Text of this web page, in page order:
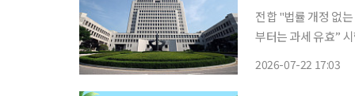
전합 "법률 개정 없
부터는 과세 유효” 시행령만으로 ‘고객이 포인트로 결제한 금액’에 부가가치세를 부과한 것
2026-07-22 17:03